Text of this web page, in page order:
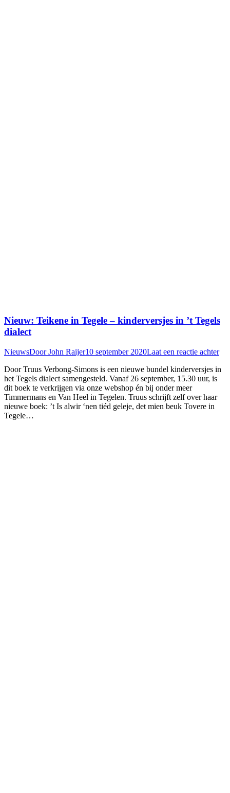
Nieuw: Teikene in Tegele – kinderversjes in ’t Tegels
dialect
NieuwsDoorJohn Raijer10 september 2020Laat een reactie achter
Door Truus Verbong-Simons is een nieuwe bundel kinderversjes in
het Tegels dialect samengesteld. Vanaf 26 september, 15.30 uur, is
dit boek te verkrijgen via onze webshop én bij onder meer
Timmermans en Van Heel in Tegelen. Truus schrijft zelf over haar
nieuwe boek: ’t Is alwir ‘nen tiéd geleje, det mien beuk Tovere in
Tegele…